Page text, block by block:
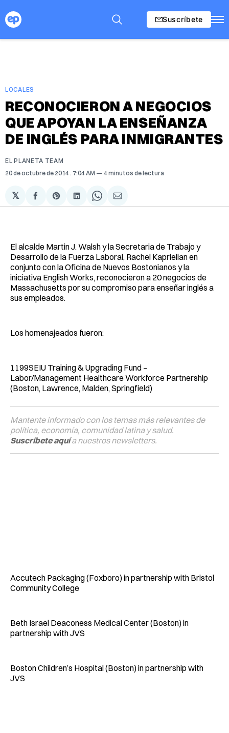
Suscríbete
LOCALES
RECONOCIERON A NEGOCIOS
QUE APOYAN LA ENSEÑANZA
DE INGLÉS PARA INMIGRANTES
EL PLANETA TEAM
20 de octubre de 2014 . 7:04 AM 4 minutos de lectura
𝕏
Compartir
en
Share
on
Compartir
en
Share
on
Compartir
via
El alcalde Martin J. Walsh y la Secretaria de Trabajo y
Desarrollo de la Fuerza Laboral, Rachel Kaprielian en
conjunto con la Oficina de Nuevos Bostonianos y la
iniciativa English Works, reconocieron a 20 negocios de
Massachusetts por su compromiso para enseñar inglés a
sus empleados.
Los homenajeados fueron:
1199SEIU Training & Upgrading Fund –
Labor/Management Healthcare Workforce Partnership
(Boston, Lawrence, Malden, Springfield)
Mantente informado con los temas más relevantes de
política, economía, comunidad latina y salud.
Suscríbete aquía nuestros newsletters.
Accutech Packaging (Foxboro) in partnership with Bristol
Community College
Beth Israel Deaconess Medical Center (Boston) in
partnership with JVS
Boston Children’s Hospital (Boston) in partnership with
JVS